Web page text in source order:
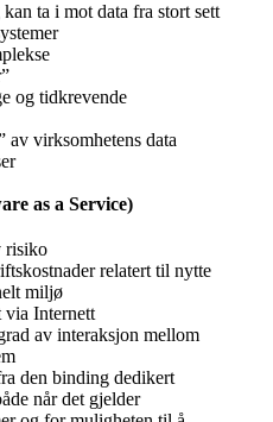
ta i mot data fra stort sett
og tidkrevende
virksomhetens data
as a Service)
risiko
relatert til nytte
miljø
via Internett
av interaksjon mellom
den binding dedikert
når det gjelder